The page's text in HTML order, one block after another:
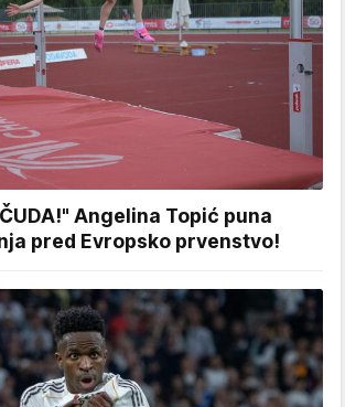
Angelina Topić puna
pred Evropsko prvenstvo!